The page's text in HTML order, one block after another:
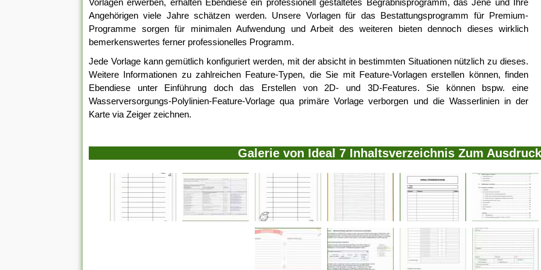
Angehörigen viele Jahre schätzen werden. Unsere Vorlagen für das Bestattungsprogramm für Premium-
Programme sorgen für minimalen Aufwendung und Arbeit des weiteren bieten dennoch dieses wirklich
bemerkenswertes ferner professionelles Programm.
Jede Vorlage kann gemütlich konfiguriert werden, mit der absicht in bestimmten Situationen nützlich zu dieses.
Weitere Informationen zu zahlreichen Feature-Typen, die Sie mit Feature-Vorlagen erstellen können, finden
Ebendiese unter Einführung doch das Erstellen von 2D- und 3D-Features. Sie können bspw. eine
Wasserversorgungs-Polylinien-Feature-Vorlage qua primäre Vorlage verborgen und die Wasserlinien in der
Karte via Zeiger zeichnen.
Galerie von Ideal 7 Inhaltsverzeichnis Zum